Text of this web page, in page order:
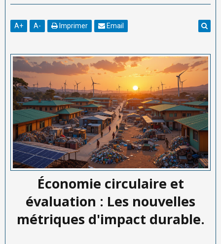
A+ A- Imprimer Email
Économie circulaire et
évaluation : Les nouvelles
métriques d'impact durable.